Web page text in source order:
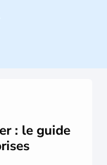
avant J.C. Le 25
d'indépendance,
La Grèce
indépendant à
: le guide